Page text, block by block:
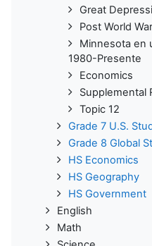
Great
Post World
Minnesota en
1980-Presente
Economics
Supplemental
Topic 12
Grade 7 U.S.
Grade 8 Global
HS Economics
HS Geography
HS Government
English
Math